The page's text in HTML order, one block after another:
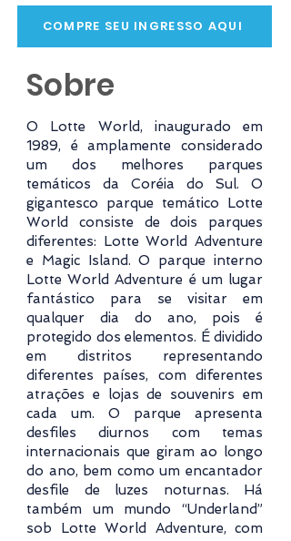
COMPRE SEU INGRESSO AQUI
Sobre
O Lotte World, inaugurado em
1989, é amplamente considerado
um dos melhores parques
temáticos da Coréia do Sul. O
gigantesco parque temático Lotte
World consiste de dois parques
diferentes: Lotte World Adventure
e Magic Island. O parque interno
Lotte World Adventure é um lugar
fantástico para se visitar em
qualquer dia do ano, pois é
protegido dos elementos. É dividido
em distritos representando
diferentes países, com diferentes
atrações e lojas de souvenirs em
cada um. O parque apresenta
desfiles diurnos com temas
internacionais que giram ao longo
do ano, bem como um encantador
desfile de luzes noturnas. Há
também um mundo “Underland”
sob Lotte World Adventure, com